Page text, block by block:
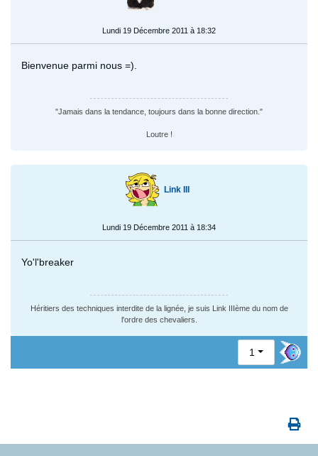
Lundi 19 Décembre 2011 à 18:32
Bienvenue parmi nous =).
"Jamais dans la tendance, toujours dans la bonne direction."
Loutre !
Link III
Lundi 19 Décembre 2011 à 18:34
Yo'l'breaker
Héritiers des techniques interdite de la lignée, je suis Link IIIème du nom de
l'ordre des chevaliers.
1